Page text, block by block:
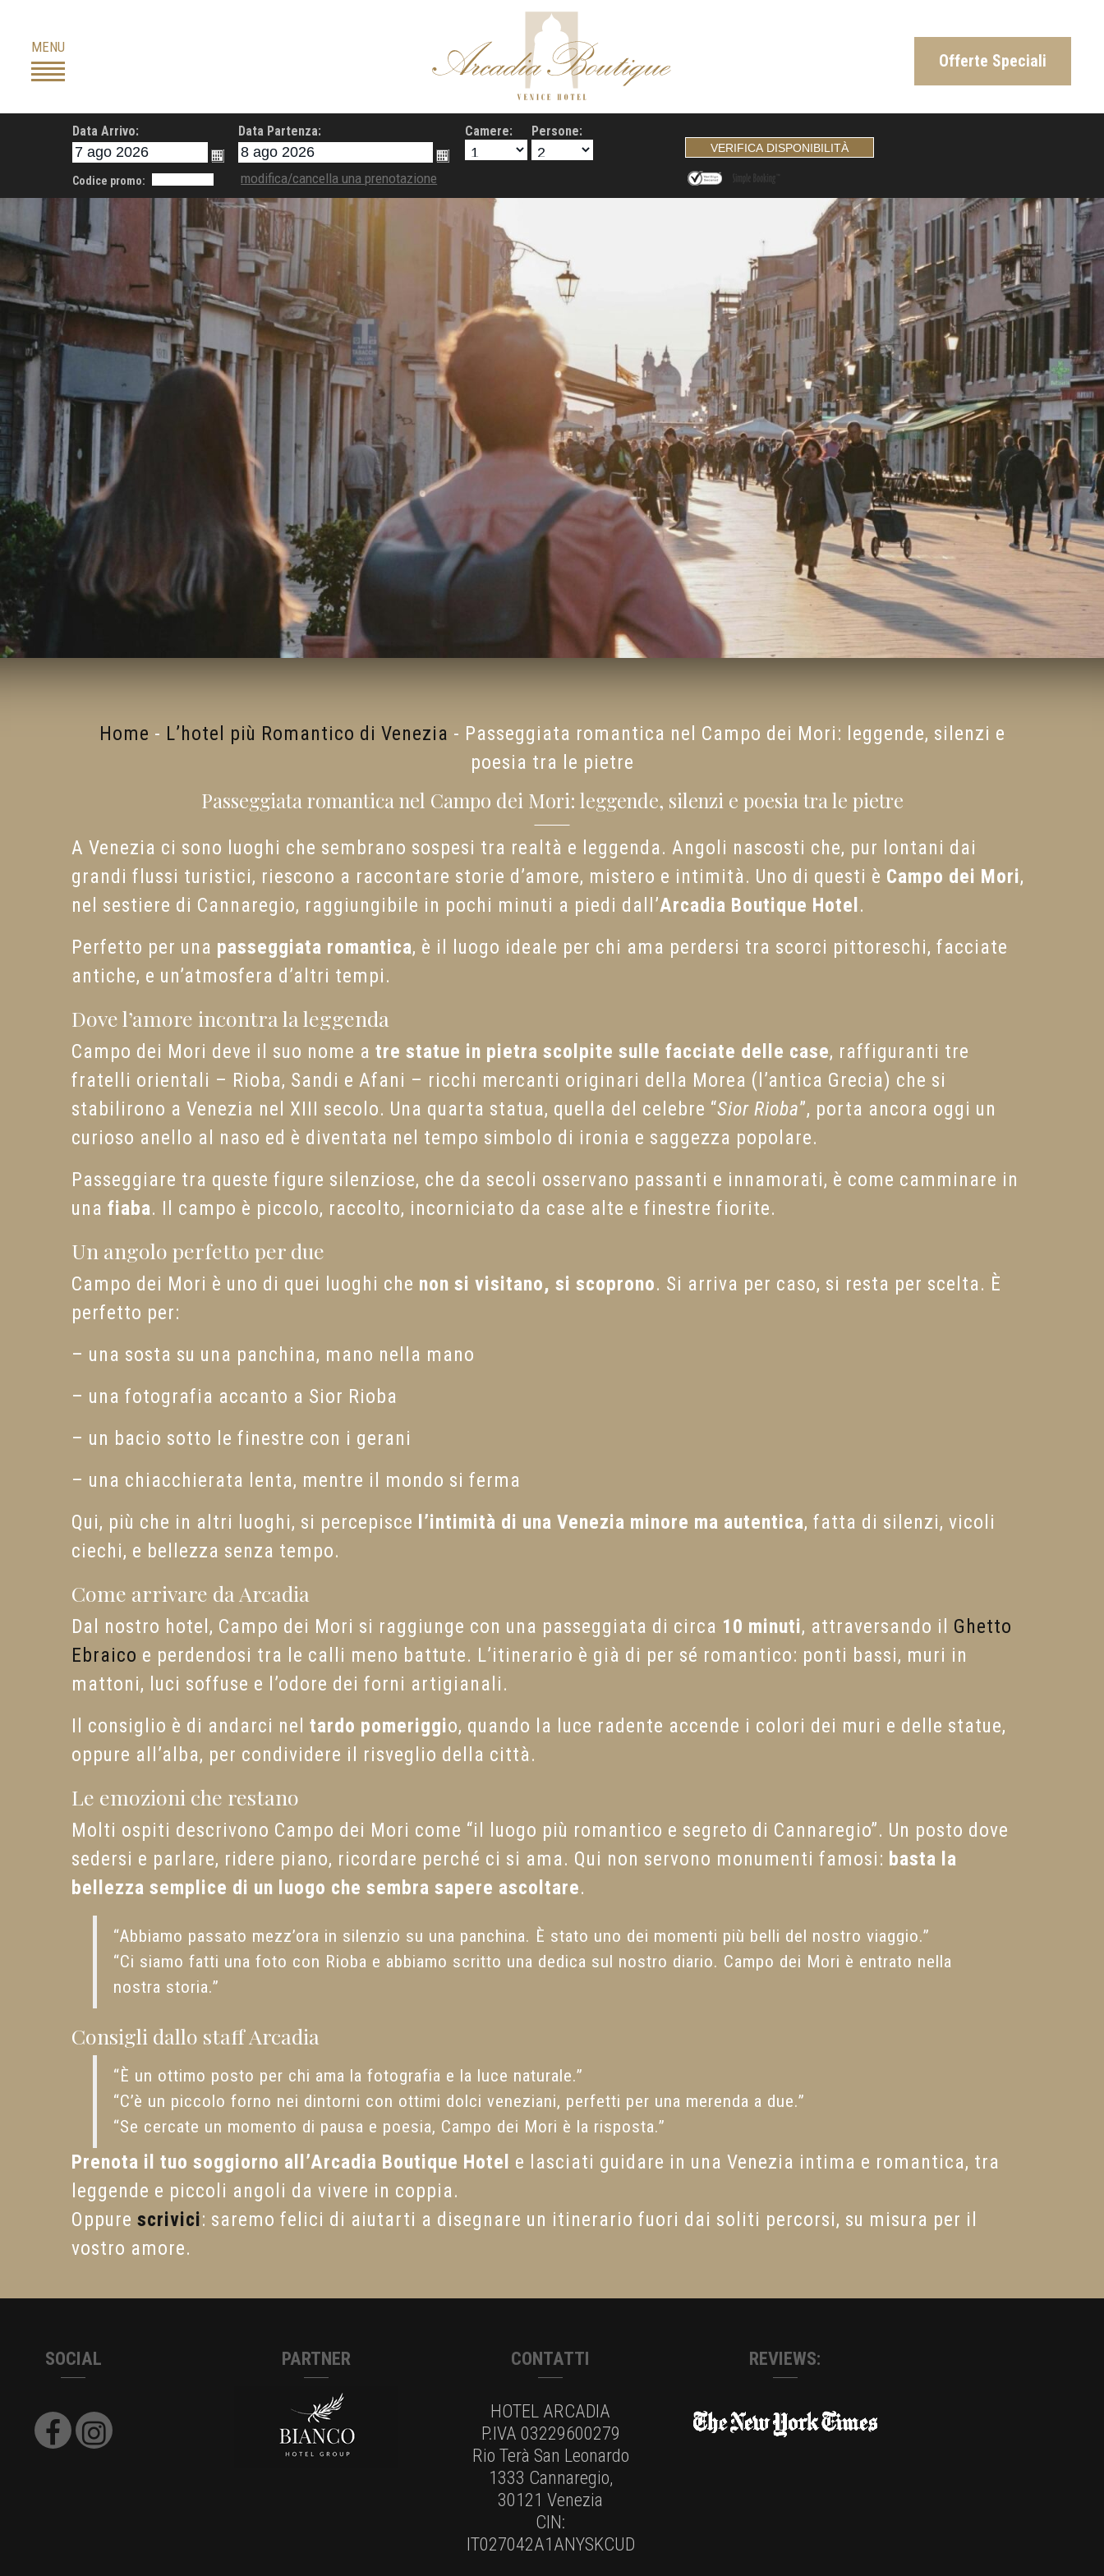
content
MENU
Offerte Speciali
Data Arrivo: Data Partenza: Camere: Persone:
Codice promo: modifica/cancella una prenotazione
Home - L’hotel più Romantico di Venezia - Passeggiata romantica nel Campo dei Mori: leggende, silenzi e
poesia tra le pietre
Passeggiata romantica nel Campo dei Mori: leggende, silenzi e poesia tra le pietre
A Venezia ci sono luoghi che sembrano sospesi tra realtà e leggenda. Angoli nascosti che, pur lontani dai
grandi flussi turistici, riescono a raccontare storie d’amore, mistero e intimità. Uno di questi è Campo dei Mori,
nel sestiere di Cannaregio, raggiungibile in pochi minuti a piedi dall’Arcadia Boutique Hotel .
Perfetto per una passeggiata romantica, è il luogo ideale per chi ama perdersi tra scorci pittoreschi, facciate
antiche, e un’atmosfera d’altri tempi.
Dove l’amore incontra la leggenda
Campo dei Mori deve il suo nome a tre statue in pietra scolpite sulle facciate delle case, raffiguranti tre
fratelli orientali – Rioba, Sandi e Afani – ricchi mercanti originari della Morea (l’antica Grecia) che si
stabilirono a Venezia nel XIII secolo. Una quarta statua, quella del celebre “Sior Rioba”, porta ancora oggi un
curioso anello al naso ed è diventata nel tempo simbolo di ironia e saggezza popolare.
Passeggiare tra queste figure silenziose, che da secoli osservano passanti e innamorati, è come camminare in
una fiaba. Il campo è piccolo, raccolto, incorniciato da case alte e finestre fiorite.
Un angolo perfetto per due
Campo dei Mori è uno di quei luoghi che non si visitano, si scoprono. Si arriva per caso, si resta per scelta. È
perfetto per:
– una sosta su una panchina, mano nella mano
– una fotografia accanto a Sior Rioba
– un bacio sotto le finestre con i gerani
– una chiacchierata lenta, mentre il mondo si ferma
Qui, più che in altri luoghi, si percepisce l’intimità di una Venezia minore ma autentica, fatta di silenzi, vicoli
ciechi, e bellezza senza tempo.
Come arrivare da Arcadia
Dal nostro hotel, Campo dei Mori si raggiunge con una passeggiata di circa 10 minuti, attraversando il Ghetto
Ebraico e perdendosi tra le calli meno battute. L’itinerario è già di per sé romantico: ponti bassi, muri in
mattoni, luci soffuse e l’odore dei forni artigianali.
Il consiglio è di andarci nel tardo pomeriggio, quando la luce radente accende i colori dei muri e delle statue,
oppure all’alba, per condividere il risveglio della città.
Le emozioni che restano
Molti ospiti descrivono Campo dei Mori come “il luogo più romantico e segreto di Cannaregio”. Un posto dove
sedersi e parlare, ridere piano, ricordare perché ci si ama. Qui non servono monumenti famosi: basta la
bellezza semplice di un luogo che sembra sapere ascoltare.
“Abbiamo passato mezz’ora in silenzio su una panchina. È stato uno dei momenti più belli del nostro viaggio.”
“Ci siamo fatti una foto con Rioba e abbiamo scritto una dedica sul nostro diario. Campo dei Mori è entrato nella
nostra storia.”
Consigli dallo staff Arcadia
“È un ottimo posto per chi ama la fotografia e la luce naturale.”
“C’è un piccolo forno nei dintorni con ottimi dolci veneziani, perfetti per una merenda a due.”
“Se cercate un momento di pausa e poesia, Campo dei Mori è la risposta.”
Prenota il tuo soggiorno all’Arcadia Boutique Hotel e lasciati guidare in una Venezia intima e romantica, tra
leggende e piccoli angoli da vivere in coppia.
Oppure scrivici: saremo felici di aiutarti a disegnare un itinerario fuori dai soliti percorsi, su misura per il
vostro amore.
SOCIAL PARTNER CONTATTI
HOTEL ARCADIA
P.IVA 03229600279
Rio Terà San Leonardo
1333 Cannaregio,
30121 Venezia
CIN:
IT027042A1ANYSKCUD
REVIEWS: